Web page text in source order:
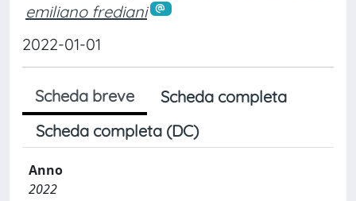
emiliano frediani
2022-01-01
Scheda breve
Scheda completa
Scheda completa (DC)
Anno
2022